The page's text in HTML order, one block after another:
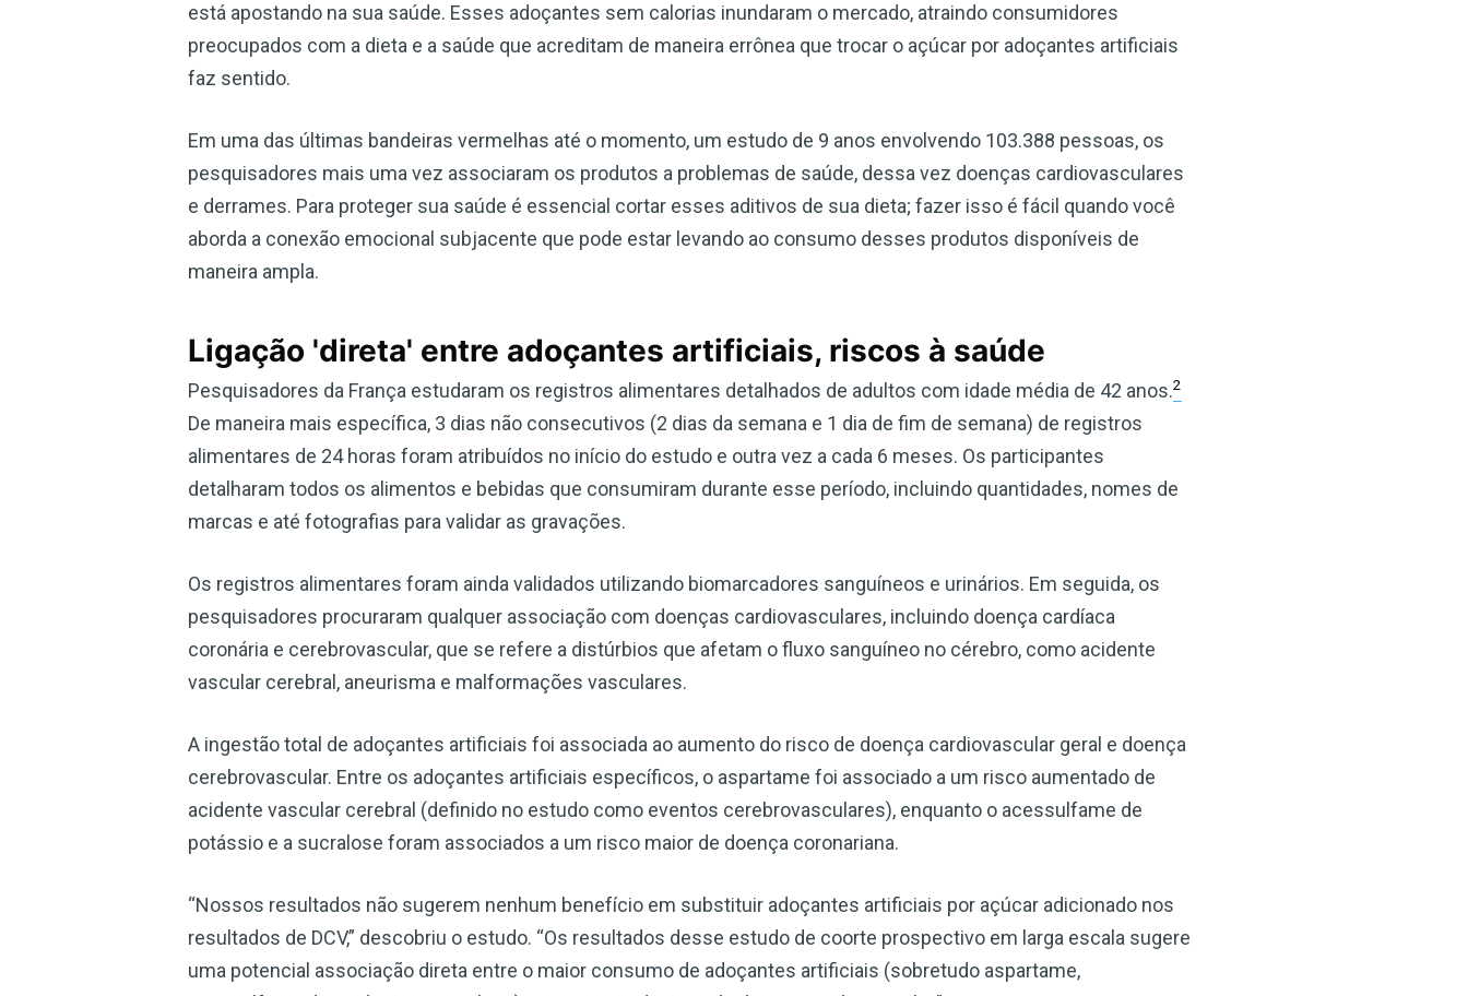
está apostando na sua saúde. Esses adoçantes sem calorias inundaram o mercado, atraindo consumidores
preocupados com a dieta e a saúde que acreditam de maneira errônea que trocar o açúcar por adoçantes artificiais
faz sentido.
Em uma das últimas bandeiras vermelhas até o momento, um estudo de 9 anos envolvendo 103.388 pessoas, os
pesquisadores mais uma vez associaram os produtos a problemas de saúde, dessa vez doenças cardiovasculares
e derrames. Para proteger sua saúde é essencial cortar esses aditivos de sua dieta; fazer isso é fácil quando você
aborda a conexão emocional subjacente que pode estar levando ao consumo desses produtos disponíveis de
maneira ampla.
Ligação 'direta' entre adoçantes artificiais, riscos à saúde
Pesquisadores da França estudaram os registros alimentares detalhados de adultos com idade média de 42 anos.2
De maneira mais específica, 3 dias não consecutivos (2 dias da semana e 1 dia de fim de semana) de registros
alimentares de 24 horas foram atribuídos no início do estudo e outra vez a cada 6 meses. Os participantes
detalharam todos os alimentos e bebidas que consumiram durante esse período, incluindo quantidades, nomes de
marcas e até fotografias para validar as gravações.
Os registros alimentares foram ainda validados utilizando biomarcadores sanguíneos e urinários. Em seguida, os
pesquisadores procuraram qualquer associação com doenças cardiovasculares, incluindo doença cardíaca
coronária e cerebrovascular, que se refere a distúrbios que afetam o fluxo sanguíneo no cérebro, como acidente
vascular cerebral, aneurisma e malformações vasculares.
A ingestão total de adoçantes artificiais foi associada ao aumento do risco de doença cardiovascular geral e doença
cerebrovascular. Entre os adoçantes artificiais específicos, o aspartame foi associado a um risco aumentado de
acidente vascular cerebral (definido no estudo como eventos cerebrovasculares), enquanto o acessulfame de
potássio e a sucralose foram associados a um risco maior de doença coronariana.
“Nossos resultados não sugerem nenhum benefício em substituir adoçantes artificiais por açúcar adicionado nos
resultados de DCV,” descobriu o estudo. “Os resultados desse estudo de coorte prospectivo em larga escala sugere
uma potencial associação direta entre o maior consumo de adoçantes artificiais (sobretudo aspartame,
×
Escreva-se para receber #1 boletim
informativo de saúde natural DE
GRAÇA
Receba acesso ilimitado às melhores informações de saúde,